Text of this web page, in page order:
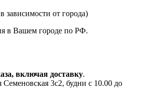
зависимости от города)
в Вашем городе по РФ.
включая доставку.
3с2, будни с 10.00 до